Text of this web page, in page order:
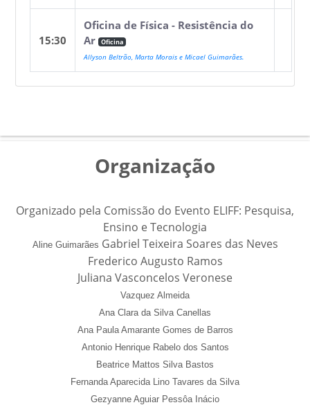
15:30
Oficina de Física - Resistência do
Ar Oficina
Allyson Beltrão, Marta Morais e Micael Guimarães.
Organização
Organizado pela Comissão do Evento ELIFF: Pesquisa,
Ensino e Tecnologia
Aline Guimarães Gabriel Teixeira Soares das Neves
Frederico Augusto Ramos
Juliana Vasconcelos Veronese
Vazquez Almeida
Ana Clara da Silva Canellas
Ana Paula Amarante Gomes de Barros
Antonio Henrique Rabelo dos Santos
Beatrice Mattos Silva Bastos
Fernanda Aparecida Lino Tavares da Silva
Gezyanne Aguiar Pessôa Inácio